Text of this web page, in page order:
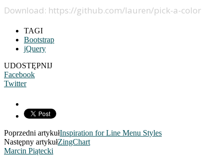
Download: https://github.com/lauren/pick-a-color
TAGI
Bootstrap
jQuery
UDOSTĘPNIJ
Facebook
Twitter
Poprzedni artykułInspiration for Line Menu Styles
Następny artykułZingChart
Marcin Piątecki